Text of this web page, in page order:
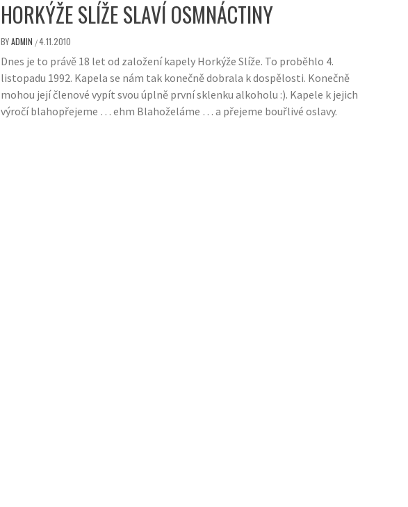
HORKÝŽE SLÍŽE SLAVÍ OSMNÁCTINY
BYADMIN /4.11.2010
Dnes je to právě 18 let od založení kapely Horkýže Slíže. To proběhlo 4.
listopadu 1992. Kapela se nám tak konečně dobrala k dospělosti. Konečně
mohou její členové vypít svou úplně první sklenku alkoholu :). Kapele k jejich
výročí blahopřejeme … ehm Blahoželáme … a přejeme bouřlivé oslavy.